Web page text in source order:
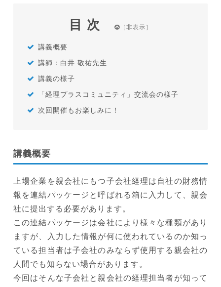
目次
講義概要
講師：白井 敬祐先生
講義の様子
「経理プラスコミュニティ」交流会の様子
次回開催もお楽しみに！
講義概要
上場企業を親会社にもつ子会社経理は自社の財務情
報を連結パッケージと呼ばれる箱に入力して、親会
社に提出する必要があります。
この連結パッケージは会社により様々な種類があり
ますが、入力した情報が何に使われているのか知っ
ている担当者は子会社のみならず使用する親会社の
人間でも知らない場合があります。
今回はそんな子会社と親会社の経理担当者が知って